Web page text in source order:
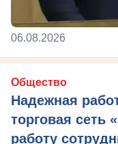
06.08.2026
Общество
Надежная
торговая сеть
работу